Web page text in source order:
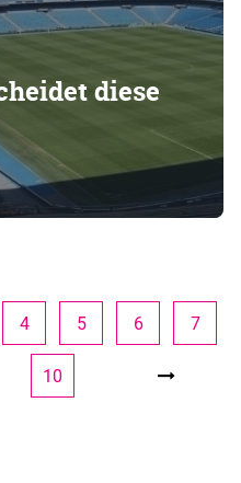
diese
4 5 6 7
10